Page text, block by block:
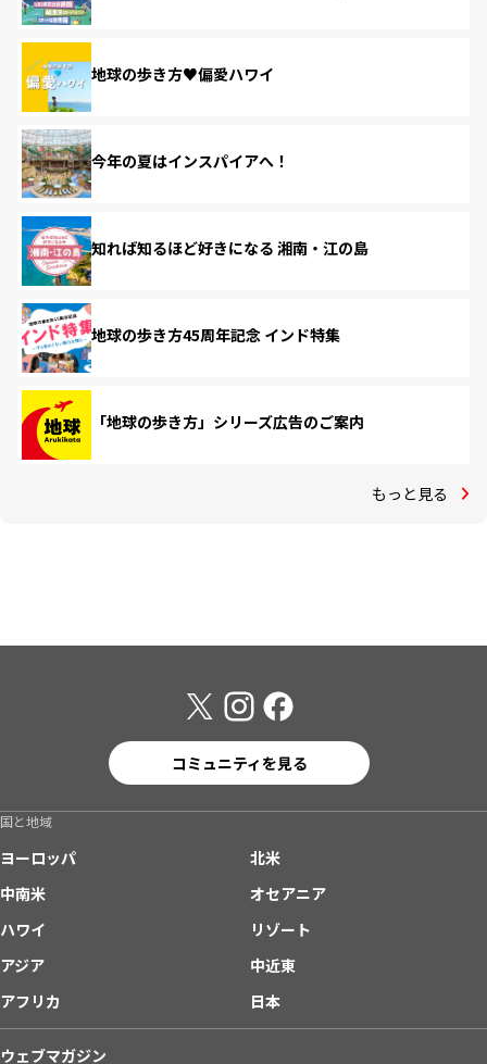
地球の歩き方♥偏愛ハワイ
今年の夏はインスパイアへ！
知れば知るほど好きになる 湘南・江の島
地球の歩き方45周年記念 インド特集
「地球の歩き方」シリーズ広告のご案内
もっと見る
コミュニティを見る
国と地域
ヨーロッパ
北米
中南米
オセアニア
ハワイ
リゾート
アジア
中近東
アフリカ
日本
ウェブマガジン